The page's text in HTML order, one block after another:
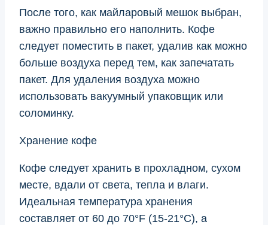
После того, как майларовый мешок выбран,
важно правильно его наполнить. Кофе
следует поместить в пакет, удалив как можно
больше воздуха перед тем, как запечатать
пакет. Для удаления воздуха можно
использовать вакуумный упаковщик или
соломинку.
Хранение кофе
Кофе следует хранить в прохладном, сухом
месте, вдали от света, тепла и влаги.
Идеальная температура хранения
составляет от 60 до 70°F (15-21°C), а